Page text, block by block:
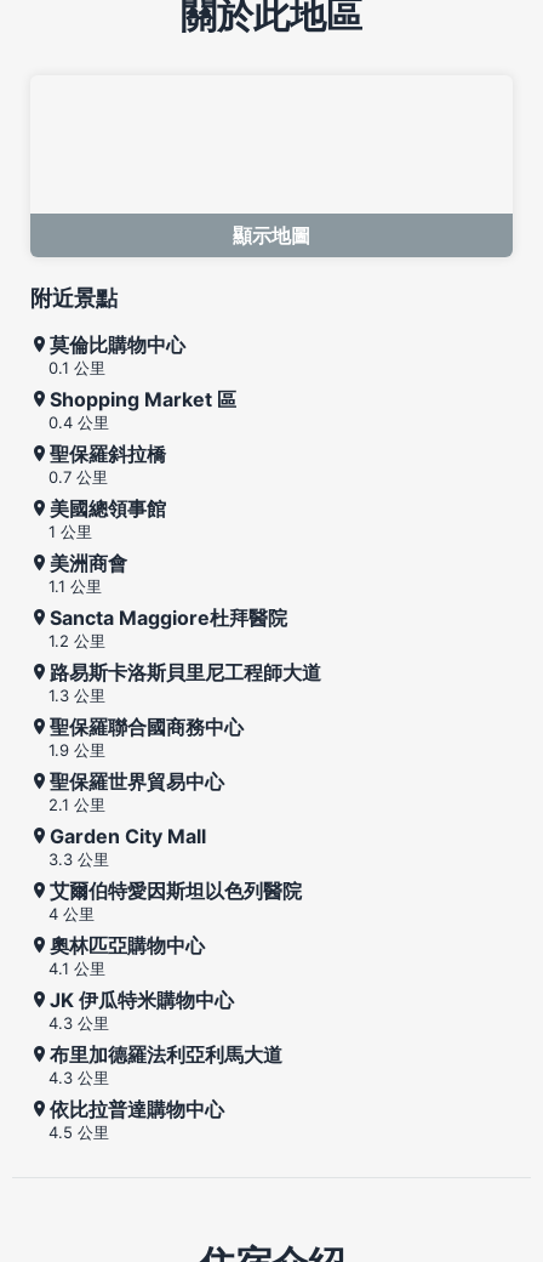
關於此地區
顯示地圖
附近景點
莫倫比購物中心
0.1 公里
Shopping Market 區
0.4 公里
聖保羅斜拉橋
0.7 公里
美國總領事館
1 公里
美洲商會
1.1 公里
Sancta Maggiore杜拜醫院
1.2 公里
路易斯卡洛斯貝里尼工程師大道
1.3 公里
聖保羅聯合國商務中心
1.9 公里
聖保羅世界貿易中心
2.1 公里
Garden City Mall
3.3 公里
艾爾伯特愛因斯坦以色列醫院
4 公里
奧林匹亞購物中心
4.1 公里
JK 伊瓜特米購物中心
4.3 公里
布里加德羅法利亞利馬大道
4.3 公里
依比拉普達購物中心
4.5 公里